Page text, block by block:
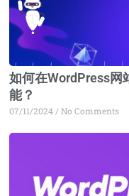
如何在WordPress网
能？
07/11/2024 No Comments